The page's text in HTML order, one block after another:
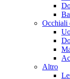
Occhiali
Altro